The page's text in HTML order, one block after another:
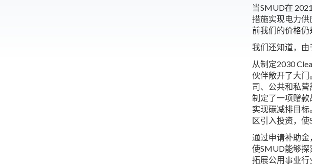
当SMUD在
措施实现电力
前我们的价格仍
我们还知道，由
从制定2030
伙伴敞开了大门
司、公共和私
制定了一项赠
实现碳减排目
区引入投资，使
通过申请补助
使SMUD能够探
拓展公用事业行